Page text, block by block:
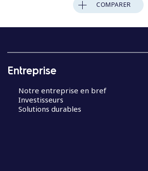
COMPARER
Entreprise
Notre entreprise en bref
Investisseurs
Solutions durables